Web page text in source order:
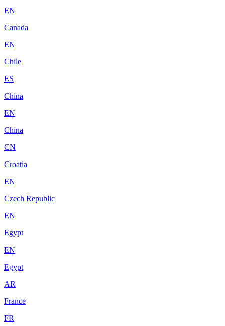
EN
Canada
EN
Chile
ES
China
EN
China
CN
Croatia
EN
Czech Republic
EN
Egypt
EN
Egypt
AR
France
FR